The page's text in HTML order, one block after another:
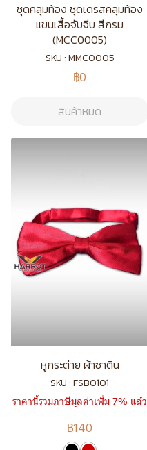
ชุดคลุมท้อง ชุดเดรสคลุมท้อง
แขนเสื้อจับจีบ สีกรม
(MCC0005)
SKU : MMC0005
฿0
สินค้าหมด
หูกระต่าย ผ้าซาติน
SKU : FSB0101
ราคานี้รวมภาษีมูลค่าเพิ่ม 7% แล้ว
฿140